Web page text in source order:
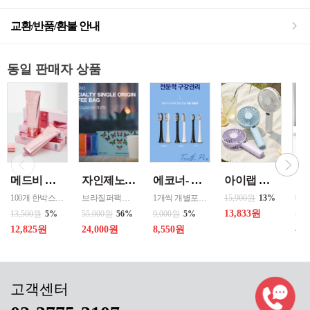
교환/반품/환불 안내
동일 판매자 상품
메드비 원더핏 비비 13호 50ml
100개 한박스 도매 상담환영 - 문의 쿠독 -
13,500원 5%
12,825원
자인제노 3종 21입 싱글 로스팅 커피백 13ml 고용량 1케이스 단위 판매
브라질퍼팩트내추럴커피 7개 에티오피아 게데브 워시드커피 7개 콜롬비아 슈가케인 7개
55,000원 56%
24,000원
에코너- MS2 티스프로 음파 전동칫솔모 1입 단품 *3개 / 색상선택 화이트 블랙 선택
1개씩 개별포장되어있고 3개 단위로 판매중입니다
9,000원 5%
8,550원
아이랩 클래식 LED 팬 2026년신형 3단계바람조절 LED 무선 테이블가능
15,900원 13%
13,833원